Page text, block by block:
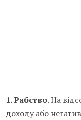
1. Рабство. На
доходу або